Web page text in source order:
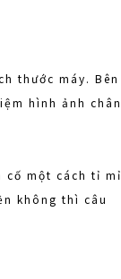
thước máy. Bên
hình ảnh chân
cố một cách tỉ mỉ
không thì câu